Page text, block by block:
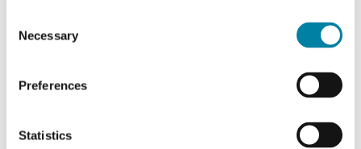
Selection
Necessary
Preferences
Statistics